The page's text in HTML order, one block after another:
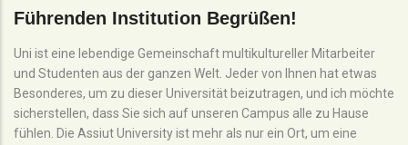
Führenden Institution Begrüßen!
Uni ist eine lebendige Gemeinschaft multikultureller Mitarbeiter
und Studenten aus der ganzen Welt. Jeder von Ihnen hat etwas
Besonderes, um zu dieser Universität beizutragen, und ich möchte
sicherstellen, dass Sie sich auf unseren Campus alle zu Hause
fühlen. Die Assiut University ist mehr als nur ein Ort, um eine